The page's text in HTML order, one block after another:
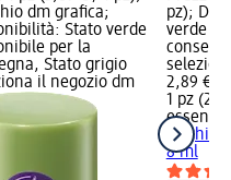
dm grafica;
Stato verde
per la
Stato grigio
il negozio dm
pz);
verde
2,89 €
1 pz
essence
unghie
8 ml